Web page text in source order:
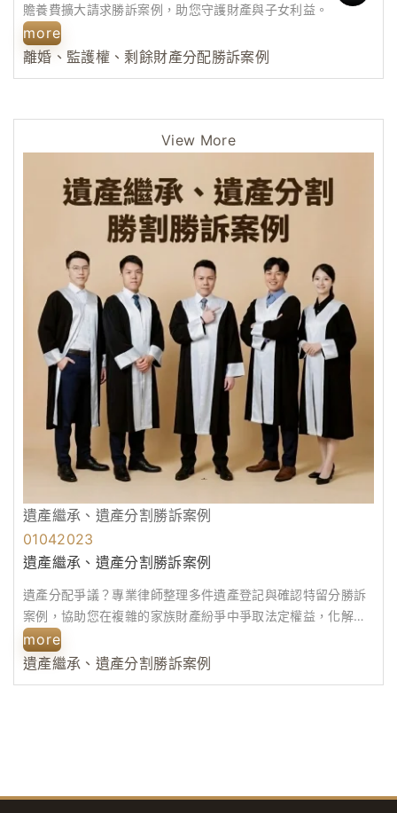
贍養費擴大請求勝訴案例，助您守護財產與子女利益。
more
離婚、監護權、剩餘財產分配勝訴案例
View More
遺產繼承、遺產分割勝訴案例
01042023
遺產繼承、遺產分割勝訴案例
遺產分配爭議？專業律師整理多件遺產登記與確認特留分勝訴
案例，協助您在複雜的家族財產紛爭中爭取法定權益，化解不
動產公同共有僵局。
more
遺產繼承、遺產分割勝訴案例